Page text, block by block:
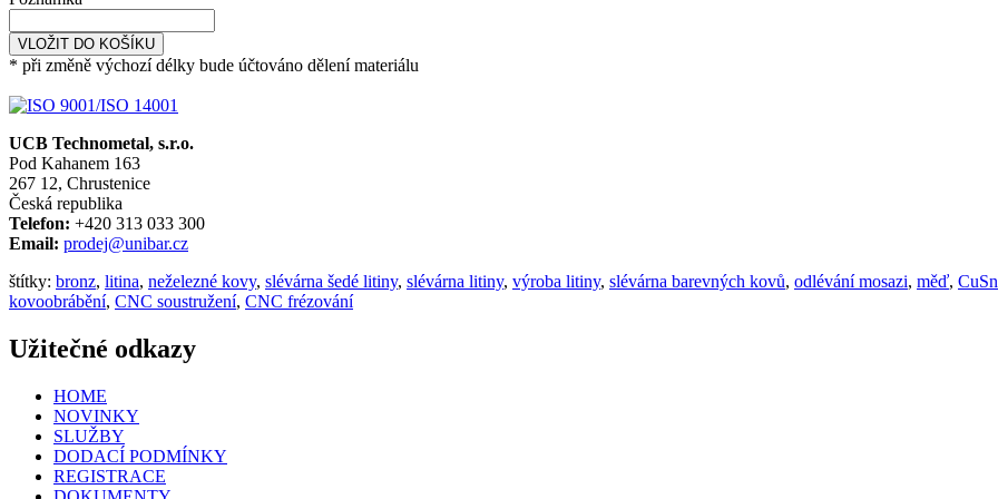
VLOŽIT DO KOŠÍKU
* při změně výchozí délky bude účtováno dělení materiálu
UCB Technometal, s.r.o.
Pod Kahanem 163
267 12, Chrustenice
Česká republika
Telefon: +420 313 033 300
Email: prodej@unibar.cz
štítky: bronz, litina, neželezné kovy, slévárna šedé litiny, slévárna litiny, výroba litiny, slévárna barevných kovů, odlévání mosazi, měď,
kovoobrábění, CNC soustružení, CNC frézování
Užitečné odkazy
HOME
NOVINKY
SLUŽBY
DODACÍ PODMÍNKY
REGISTRACE